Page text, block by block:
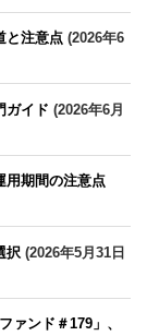
と注意点 (2026年6
ガイド (2026年6月
用期間の注意点
択 (2026年5月31日
ァンド＃179」、